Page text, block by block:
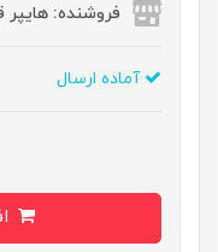
فروشنده: هایپر
آماده ارسال